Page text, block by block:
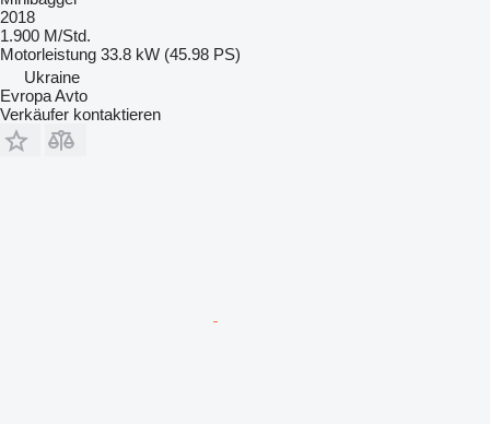
2018
1.900 M/Std.
Motorleistung 33.8 kW (45.98 PS)
Ukraine
Evropa Avto
Verkäufer kontaktieren